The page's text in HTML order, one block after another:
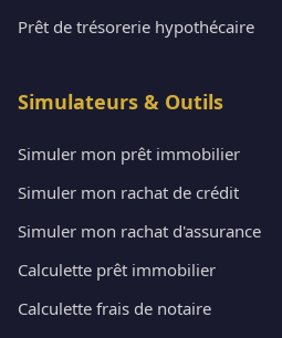
Prêt de trésorerie hypothécaire
Simulateurs & Outils
Simuler mon prêt immobilier
Simuler mon rachat de crédit
Simuler mon rachat d'assurance
Calculette prêt immobilier
Calculette frais de notaire